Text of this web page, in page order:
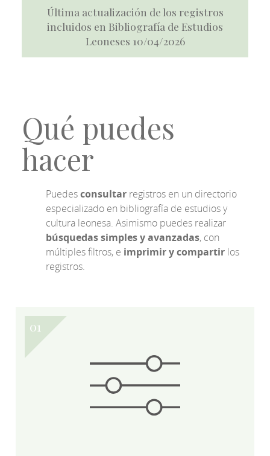
Última actualización de los registros
incluidos en Bibliografía de Estudios
Leoneses 10/04/2026
Qué puedes
hacer
Puedesconsultar registros en un directorio
especializado en bibliografía de estudios y
cultura leonesa. Asimismo puedes realizar
búsquedas simples y avanzadas, con
múltiples filtros, e imprimir y compartir los
registros.